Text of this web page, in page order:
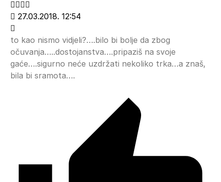
27.03.2018. 12:54
to kao nismo vidjeli?….bilo bi bolje da zbog
očuvanja…..dostojanstva….pripaziš na svoje
gaće….sigurno neće uzdržati nekoliko trka…a znaš,
bila bi sramota….